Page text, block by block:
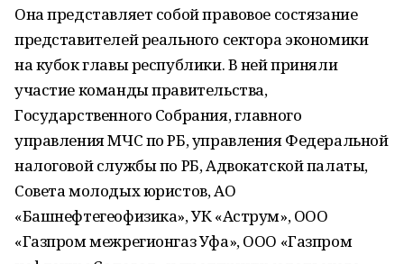
Она представляет собой правовое состязание
представителей реального сектора экономики
на кубок главы республики. В ней приняли
участие команды правительства,
Государственного Собрания, главного
управления МЧС по РБ, управления Федеральной
налоговой службы по РБ, Адвокатской палаты,
Совета молодых юристов, АО
«Башнефтегеофизика», УК «Аструм», ООО
«Газпром межрегионгаз Уфа», ООО «Газпром